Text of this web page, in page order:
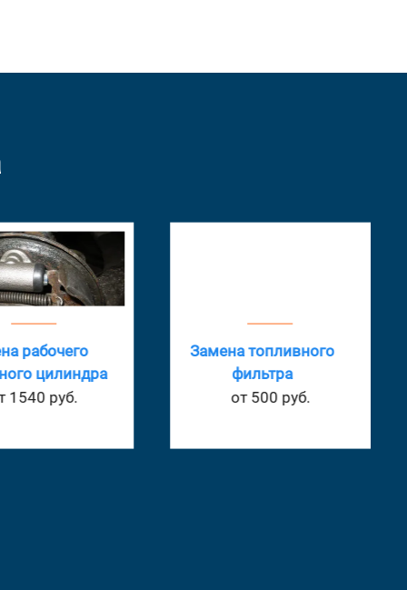
рабочего
цилиндра
1540 руб.
Замена топливного
фильтра
от 500 руб.